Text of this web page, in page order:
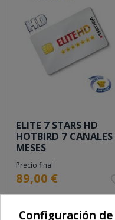
ELITE 7 STARS HD
HOTBIRD 7
MESES
Precio final
89,00 €
Configuración